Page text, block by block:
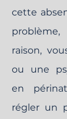
cette
raison,
ou une
en
régler un